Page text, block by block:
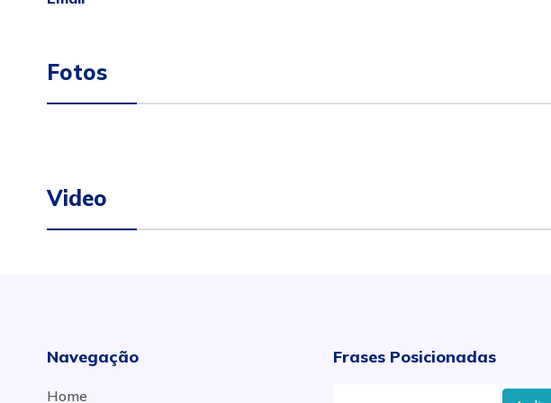
Fotos
Video
Navegação
Home
Frases Posicionadas